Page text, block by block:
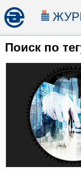
Поиск по